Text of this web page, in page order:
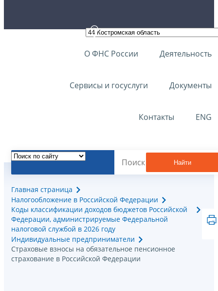
О ФНС России Деятельность
Сервисы и госуслуги Документы
Контакты ENG
Найти
Главная страница
Налогообложение в Российской Федерации
Коды классификации доходов бюджетов Российской
Федерации, администрируемые Федеральной
налоговой службой в 2026 году
Индивидуальные предприниматели
Страховые взносы на обязательное пенсионное
страхование в Российской Федерации